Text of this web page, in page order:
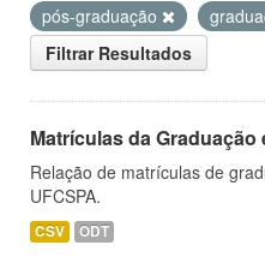
pós-graduação
Filtrar Resultados
Matrículas da
Relação de matrículas de
UFCSPA.
CSV ODT